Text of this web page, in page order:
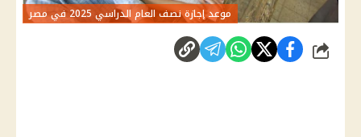
موعد إجازة نصف العام الدراسي 2025 في مصر
شارك